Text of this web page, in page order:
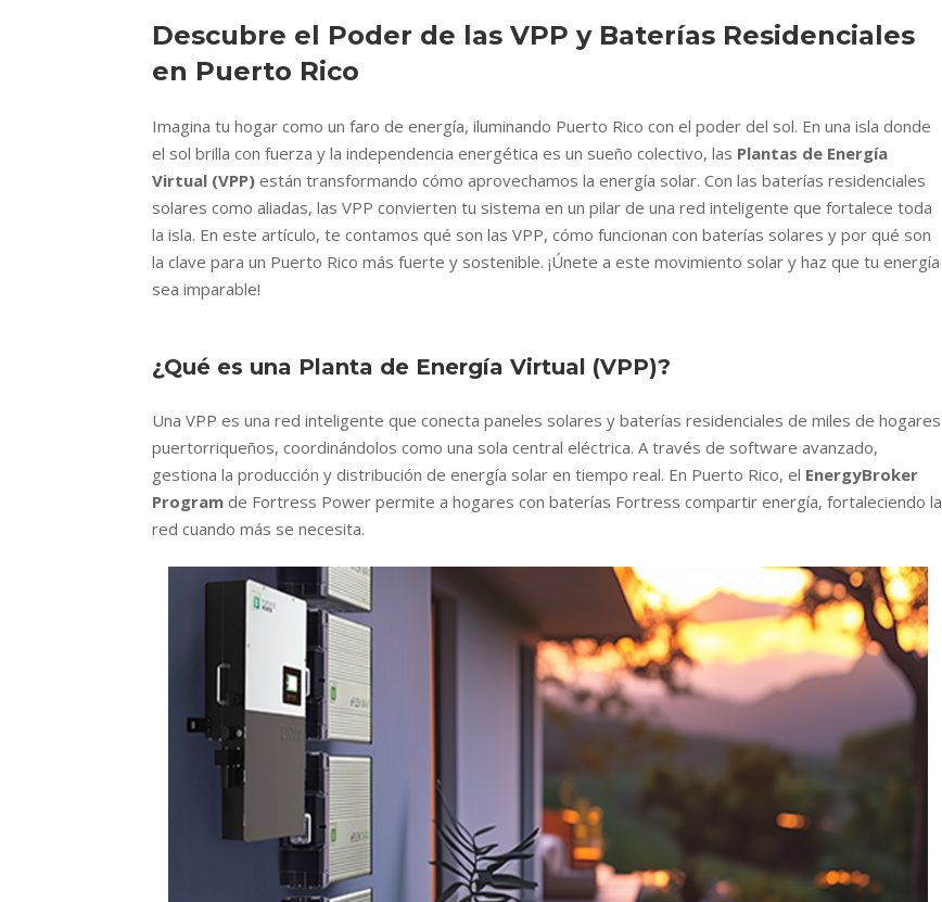
Descubre el Poder de las VPP y Baterías Residenciales
en Puerto Rico
Imagina tu hogar como un faro de energía, iluminando Puerto Rico con el poder del sol. En una isla donde
el sol brilla con fuerza y la independencia energética es un sueño colectivo, las Plantas de Energía
Virtual (VPP)están transformando cómo aprovechamos la energía solar. Con las baterías residenciales
solares como aliadas, las VPP convierten tu sistema en un pilar de una red inteligente que fortalece toda
la isla. En este artículo, te contamos qué son las VPP, cómo funcionan con baterías solares y por qué son
la clave para un Puerto Rico más fuerte y sostenible. ¡Únete a este movimiento solar y haz que tu energía
sea imparable!
¿Qué es una Planta de Energía Virtual (VPP)?
Una VPP es una red inteligente que conecta paneles solares y baterías residenciales de miles de hogares
puertorriqueños, coordinándolos como una sola central eléctrica. A través de software avanzado,
gestiona la producción y distribución de energía solar en tiempo real. En Puerto Rico, el EnergyBroker
Programde Fortress Power permite a hogares con baterías Fortress compartir energía, fortaleciendo la
red cuando más se necesita.